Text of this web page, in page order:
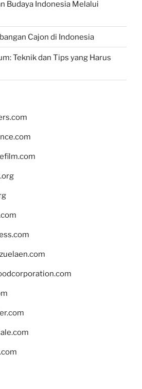
Budaya Indonesia Melalui
Cajon di Indonesia
Teknik dan Tips yang Harus